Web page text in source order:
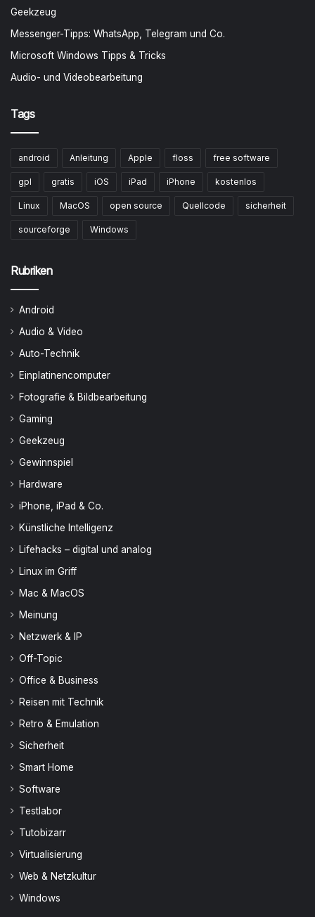
Geekzeug
Messenger-Tipps: WhatsApp, Telegram und Co.
Microsoft Windows Tipps & Tricks
Audio- und Videobearbeitung
Tags
android Anleitung Apple floss free software
gpl gratis iOS iPad iPhone kostenlos
Linux MacOS open source Quellcode sicherheit
sourceforge Windows
Rubriken
Android
Audio & Video
Auto-Technik
Einplatinencomputer
Fotografie & Bildbearbeitung
Gaming
Geekzeug
Gewinnspiel
Hardware
iPhone, iPad & Co.
Künstliche Intelligenz
Lifehacks – digital und analog
Linux im Griff
Mac & MacOS
Meinung
Netzwerk & IP
Off-Topic
Office & Business
Reisen mit Technik
Retro & Emulation
Sicherheit
Smart Home
Software
Testlabor
Tutobizarr
Virtualisierung
Web & Netzkultur
Windows